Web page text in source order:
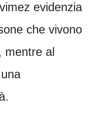
evidenzia
che vivono
mentre al